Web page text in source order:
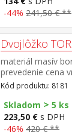
-44% 241,50 € **
Dvojlôžko
materiál masív
prevedenie cena
latkový) bez
matraca 180 ×
200 cm
Kód produktu: 8181
Skladom > 5 ks
223,50 € s DPH
-46% 420 € **